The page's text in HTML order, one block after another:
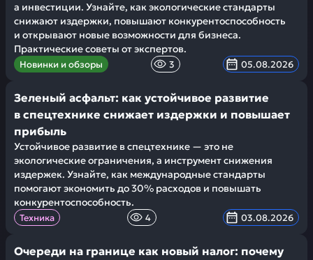
а инвестиции. Узнайте, как экологические стандарты
снижают издержки, повышают конкурентоспособность
и открывают новые возможности для бизнеса.
Практические советы от экспертов.
Новинки и обзоры 3 05.08.2026
Зеленый асфальт: как устойчивое развитие
в спецтехнике снижает издержки и повышает
прибыль
Устойчивое развитие в спецтехнике — это не
экологические ограничения, а инструмент снижения
издержек. Узнайте, как международные стандарты
помогают экономить до 30% расходов и повышать
конкурентоспособность.
Техника 4 03.08.2026
Очереди на границе как новый налог: почему